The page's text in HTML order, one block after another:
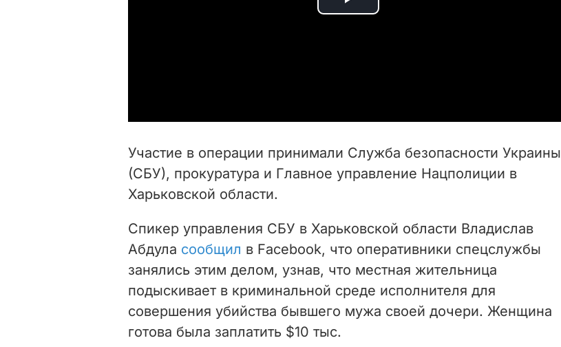
P
i
e
o
Участие в операции принимали Служба безопасности Украины
(СБУ), прокуратура и Главное управление Нацполиции в
Харьковской области.
Спикер управления СБУ в Харьковской области Владислав
Абдула сообщил в Facebook, что оперативники спецслужбы
занялись этим делом, узнав, что местная жительница
подыскивает в криминальной среде исполнителя для
совершения убийства бывшего мужа своей дочери. Женщина
готова была заплатить $10 тыс.